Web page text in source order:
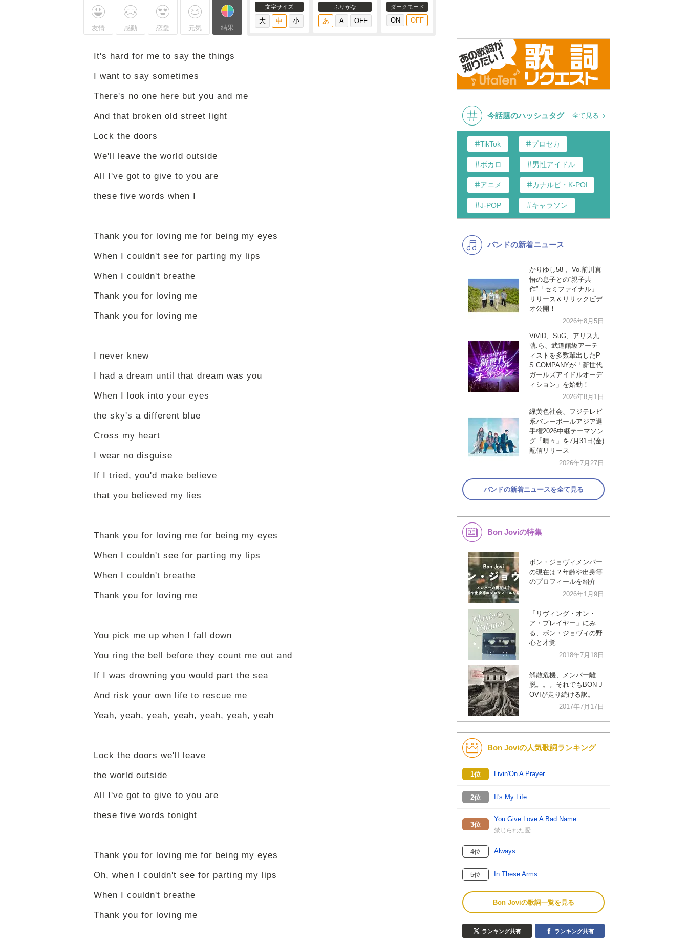
友情 感動 恋愛 元気 結果
文字サイズ ふりがな ダークモード
It's hard for me to say the things
I want to say sometimes
There's no one here but you and me
And that broken old street light
Lock the doors
We'll leave the world outside
All I've got to give to you are
these five words when I
Thank you for loving me for being my eyes
When I couldn't see for parting my lips
When I couldn't breathe
Thank you for loving me
Thank you for loving me
I never knew
I had a dream until that dream was you
When I look into your eyes
the sky's a different blue
Cross my heart
I wear no disguise
If I tried, you'd make believe
that you believed my lies
Thank you for loving me for being my eyes
When I couldn't see for parting my lips
When I couldn't breathe
Thank you for loving me
You pick me up when I fall down
You ring the bell before they count me out and
If I was drowning you would part the sea
And risk your own life to rescue me
Yeah, yeah, yeah, yeah, yeah, yeah, yeah
Lock the doors we'll leave
the world outside
All I've got to give to you are
these five words tonight
Thank you for loving me for being my eyes
Oh, when I couldn't see for parting my lips
When I couldn't breathe
Thank you for loving me
今話題のハッシュタグ 全て見る
TikTok プロセカ
ボカロ 男性アイドル
アニメ カナルビ・K-POP和訳
J-POP キャラソン
K-POP 演歌・歌謡
洋楽
VTuber ディズニー
バンドの新着ニュース
かりゆし58 、Vo.前川真
悟の息子との“親子共
作”「セミファイナル」
リリース＆リリックビデ
オ公開！
2026年8月5日
ViViD、SuG、アリス九
號.ら、武道館級アーテ
ィストを多数輩出したP
S COMPANYが「新世代
ガールズアイドルオーデ
ィション」を始動！
2026年8月1日
緑黄色社会、フジテレビ
系バレーボールアジア選
手権2026中継テーマソン
グ「晴々」を7月31日(金)
配信リリース
2026年7月27日
バンドの新着ニュースを全て見る
Bon Joviの特集
ボン・ジョヴィメンバー
の現在は？年齢や出身等
のプロフィールを紹介
2026年1月9日
「リヴィング・オン・
ア・プレイヤー」にみ
る、ボン・ジョヴィの野
心と才覚
2018年7月18日
解散危機、メンバー離
脱。。。それでもBON J
OVIが走り続ける訳。
2017年7月17日
Bon Joviの人気歌詞ランキング
1位 Livin'On A Prayer
2位 It's My Life
3位
You Give Love A Bad Name
禁じられた愛
4位 Always
5位 In These Arms
Bon Joviの歌詞一覧を見る
ランキング共有 ランキング共有